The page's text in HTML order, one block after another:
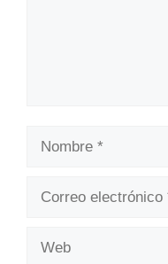
Nombre
Correo
Web